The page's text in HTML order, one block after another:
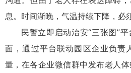
息。时间渐晚，气温持续下降，必
民警立即启动治安“三张图”
面，通过平台联动园区企业负责
量，在各企业微信群中发布老人